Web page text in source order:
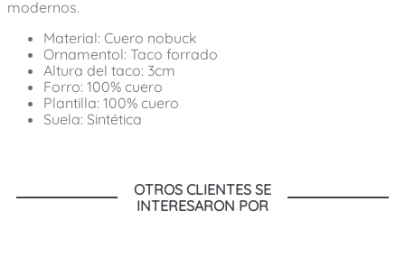
modernos.
Material: Cuero nobuck
Ornamentol: Taco forrado
Altura del taco: 3cm
Forro: 100% cuero
Plantilla: 100% cuero
Suela: Sintética
OTROS CLIENTES SE
INTERESARON POR